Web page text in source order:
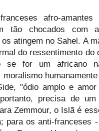
afro-
tão chocados com
atingem no Sahel. A
do ressentimento do
se for um africano
moralismo
"ódio amplo e
precisa de
Zemmour, o Islã é
para os anti-franceses